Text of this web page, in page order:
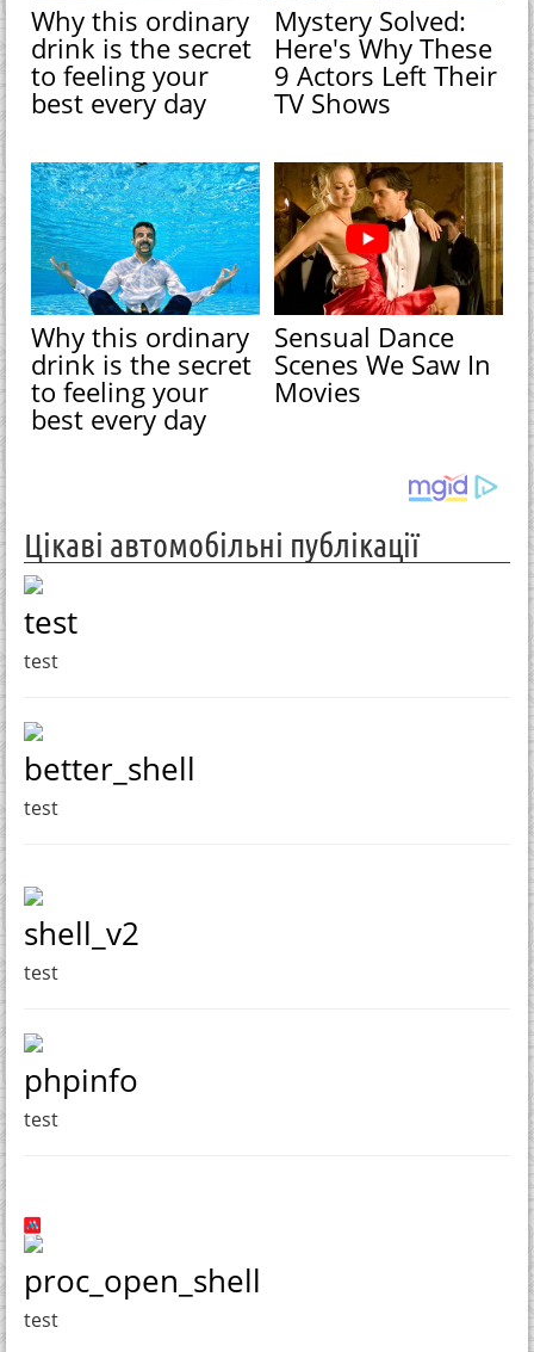
Why this ordinary
drink is the secret
to feeling your
best every day
Mystery Solved:
Here's Why These
9 Actors Left Their
TV Shows
Why this ordinary
drink is the secret
to feeling your
best every day
Sensual Dance
Scenes We Saw In
Movies
Цікаві автомобільні публікації
test
test
better_shell
test
shell_v2
test
phpinfo
test
proc_open_shell
test